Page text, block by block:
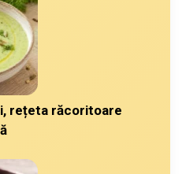
rețeta răcoritoare